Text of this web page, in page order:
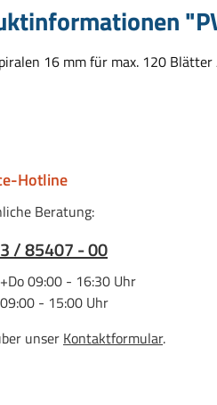
16 mm für max. 120
Hotline
Beratung:
/ 85407 - 00
09:00 - 16:30 Uhr
- 15:00 Uhr
unser Kontaktformular.